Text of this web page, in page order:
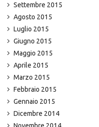
Settembre 2015
Agosto 2015
Luglio 2015
Giugno 2015
Maggio 2015
Aprile 2015
Marzo 2015
Febbraio 2015
Gennaio 2015
Dicembre 2014